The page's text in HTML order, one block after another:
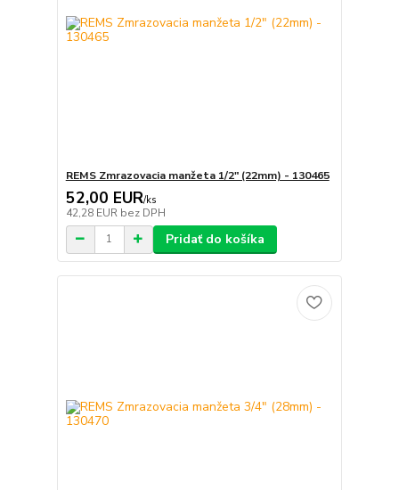
REMS Zmrazovacia manžeta 1/2" (22mm) - 130465
52,00 EUR/ks
42,28 EUR bez DPH
Pridať do košíka